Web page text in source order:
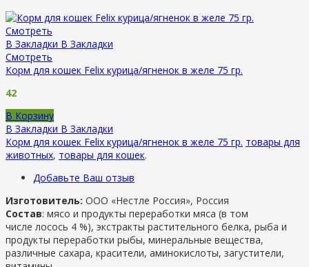
Смотреть
В Закладки В Закладки
Смотреть
Корм для кошек Felix курица/ягненок в желе 75 гр.
42
В Корзину
В Закладки В Закладки
Корм для кошек Felix курица/ягненок в желе 75 гр. товары для
животных, товары для кошек.
Добавьте Ваш отзыв
Изготовитель: ООО «Нестле Россия», Россия
Состав: мясо и продукты переработки мяса (в том
числе лосось 4 %), экстракты растительного белка, рыба и
продукты переработки рыбы, минеральные вещества,
различные сахара, красители, аминокислоты, загустители,